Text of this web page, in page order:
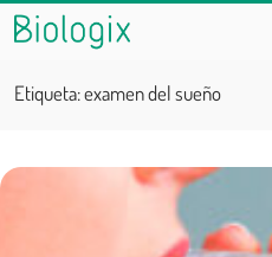
Etiqueta:examen del sueño